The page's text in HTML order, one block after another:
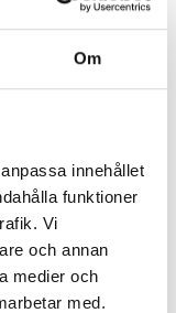
Om
innehållet
funktioner
Vi
och annan
medier och
med.